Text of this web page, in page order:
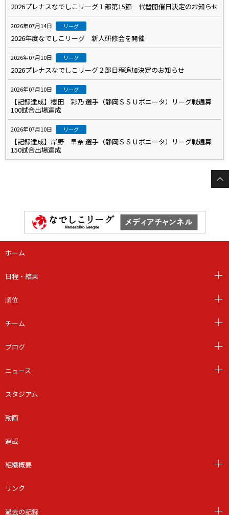
2026プレナスなでしこリーグ１部第15節 代替開催日決定のお知らせ
2026年07月14日 リーグ
2026年度なでしこリーグ 新人研修会を開催
2026年07月10日 リーグ
2026プレナスなでしこリーグ２部日程追加決定のお知らせ
2026年07月10日 リーグ
【記録達成】櫻田 彩乃 選手（静岡ＳＳＵボニータ）リーグ戦通算
100試合出場達成
2026年07月10日 リーグ
【記録達成】岸野 早奈 選手（静岡ＳＳＵボニータ）リーグ戦通算
150試合出場達成
ホーム
日程・結果
順位
チーム
ブログ
ニュース
スタジアム
動画
連載
組織概要
リンク
過去の記録